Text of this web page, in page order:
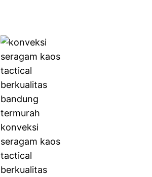
konveksi
seragam kaos
tactical
berkualitas